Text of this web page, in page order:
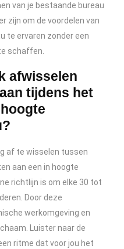
van je bestaande bureau
zijn om de voordelen van
te ervaren zonder een
schaffen.
afwisselen
tijdens het
af te wisselen tussen
aan een in hoogte
richtlijn is om elke 30 tot
Door deze
werkomgeving en
Luister naar de
ritme dat voor jou het